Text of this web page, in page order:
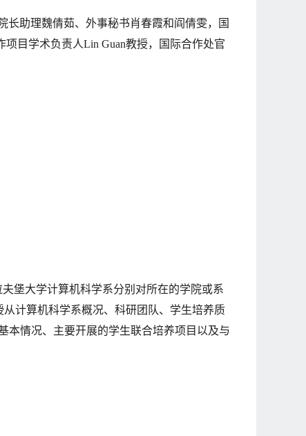
长助理魏倩茹、外事秘书肖春霞和阎倩雯，国
目学术负责人Lin Guan教授，国际合作处官
堡大学计算机科学系分别对所在的学院或系
计算机科学系概况、科研团队、学生培养质
本情况、主要开展的学生联合培养项目以及与